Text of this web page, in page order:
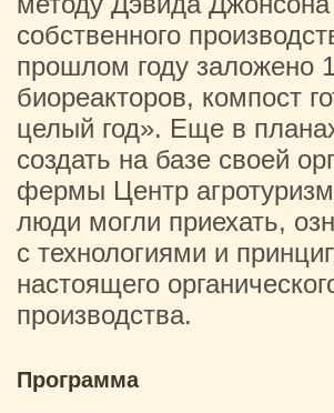
собственного
прошлом году заложено
биореакторов, компост
целый год». Еще в
создать на базе своей
фермы Центр
люди могли приехать,
с технологиями и
настоящего
производства.
Программа